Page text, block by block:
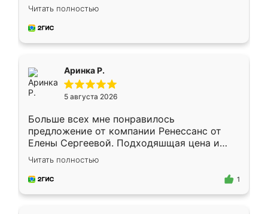
Замерщик приехал в субботу, подошёл к
делу со всей ответственностью. Собрали
за день, ребята работали аккуратно, даже
Читать полностью
Аринка Р.
5 августа 2026
Больше всех мне понравилось
предложение от компании Ренессанс от
Елены Сергеевой. Подходяшщая цена и
короткие сроки изготовления. Приехавший
для замера сотрудник Владислав
предложил по моему эскизу самый
Читать полностью
1